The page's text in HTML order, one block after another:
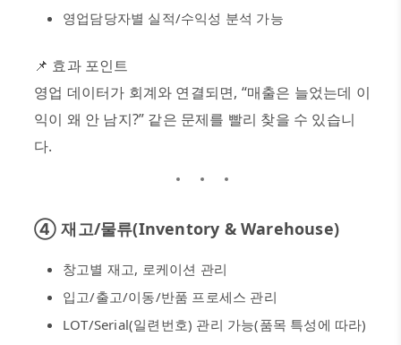
영업담당자별 실적/수익성 분석 가능
📌 효과 포인트
영업 데이터가 회계와 연결되면, “매출은 늘었는데 이
익이 왜 안 남지?” 같은 문제를 빨리 찾을 수 있습니
다.
④재고/물류(Inventory & Warehouse)
창고별 재고, 로케이션 관리
입고/출고/이동/반품 프로세스 관리
LOT/Serial(일련번호) 관리 가능(품목 특성에 따라)